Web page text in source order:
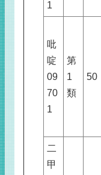
1
吡
啶
09
70
1
第
1
類
50
二
甲